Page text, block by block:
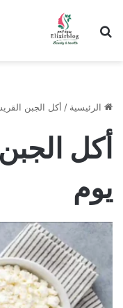
ابحث عن
الرئيسية / أكل الجبن
أكل
يوم